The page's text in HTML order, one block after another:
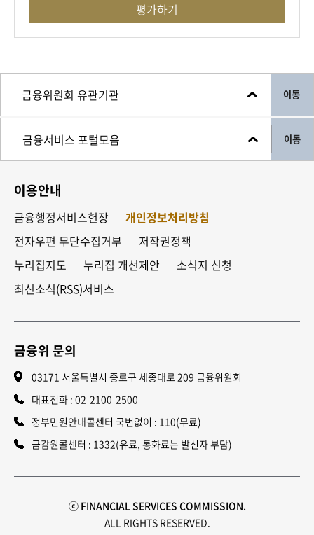
평가하기
이동
이동
이용안내
금융행정서비스헌장
개인정보처리방침
전자우편 무단수집거부
저작권정책
누리집지도
누리집 개선제안
소식지 신청
최신소식(RSS)서비스
금융위 문의
03171 서울특별시 종로구 세종대로 209 금융위원회
대표전화 : 02-2100-2500
정부민원안내콜센터 국번없이 : 110(무료)
금감원콜센터 : 1332(유료, 통화료는 발신자 부담)
ⓒ FINANCIAL SERVICES COMMISSION.
ALL RIGHTS RESERVED.